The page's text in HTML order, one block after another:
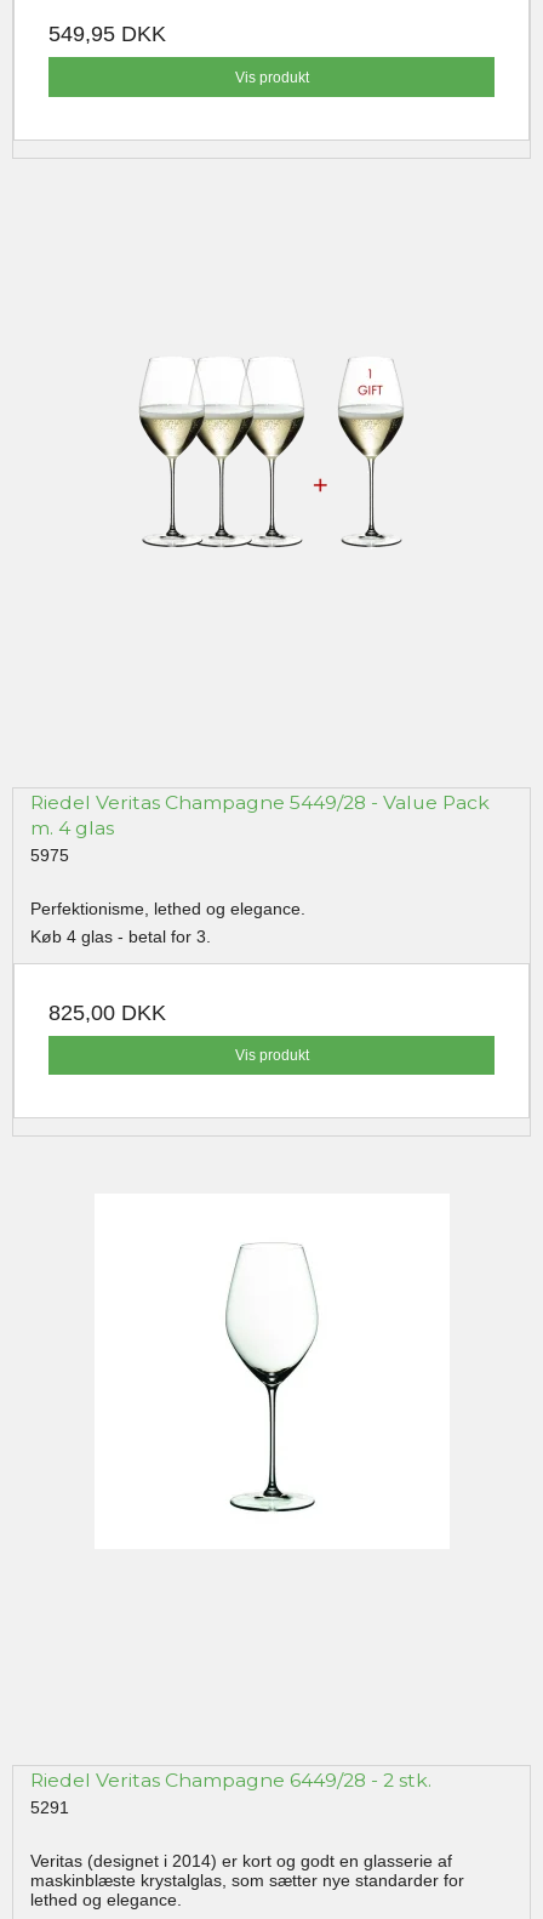
549,95 DKK
Vis produkt
Riedel Veritas Champagne 5449/28 - Value Pack
m. 4 glas
5975
Perfektionisme, lethed og elegance.
Køb 4 glas - betal for 3.
825,00 DKK
Vis produkt
Riedel Veritas Champagne 6449/28 - 2 stk.
5291
Veritas (designet i 2014) er kort og godt en glasserie af
maskinblæste krystalglas, som sætter nye standarder for
lethed og elegance.